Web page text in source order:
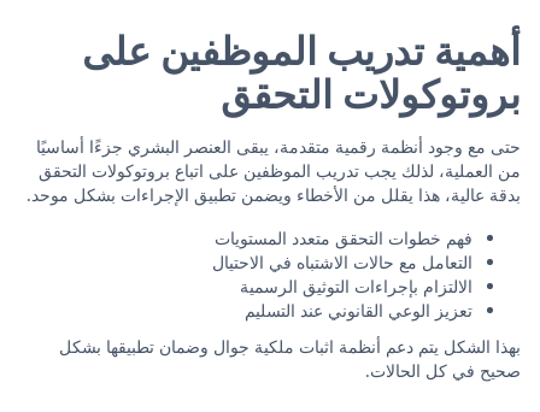
أهمية تدريب الموظفين على
بروتوكولات التحقق
حتى مع وجود أنظمة رقمية متقدمة، يبقى العنصر البشري جزءًا أساسيًا
من العملية، لذلك يجب تدريب الموظفين على اتباع بروتوكولات التحقق
بدقة عالية، هذا يقلل من الأخطاء ويضمن تطبيق الإجراءات بشكل موحد.
فهم خطوات التحقق متعدد المستويات
التعامل مع حالات الاشتباه في الاحتيال
الالتزام بإجراءات التوثيق الرسمية
تعزيز الوعي القانوني عند التسليم
بهذا الشكل يتم دعم أنظمة اثبات ملكية جوال وضمان تطبيقها بشكل
صحيح في كل الحالات.